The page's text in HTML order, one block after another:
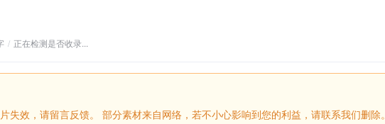
/ 正在检测是否收录...
效，请留言反馈。 部分素材来自网络，若不小心影响到您的利益，请联系我们删除。